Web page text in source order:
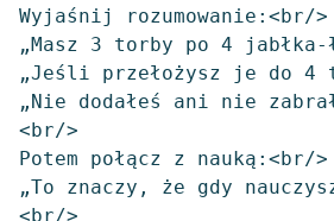
Wyjaśnij rozumowanie:<br/>
„Masz 3 torby po 4
„Jeśli przełożysz je do 4
„Nie dodałeś ani nie
<br/>
Potem połącz z nauką:<br/>
„To znaczy, że gdy
<br/>